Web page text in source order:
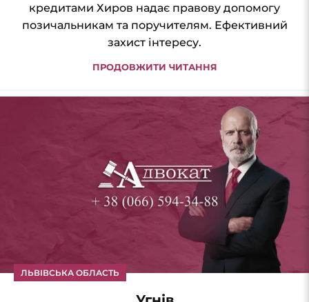
кредитами Хиров надає правову допомогу
позичальникам та поручителям. Ефективний
захист інтересу.
ПРОДОВЖИТИ ЧИТАННЯ
ЛЬВІВСЬКА ОБЛАСТЬ